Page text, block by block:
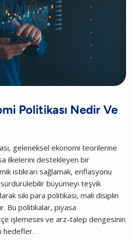
Politikası Nedir Ve
geleneksel ekonomi teorilerine
ilkelerini destekleyen bir
istikrarı sağlamak, enflasyonu
büyümeyi teşvik
sıkı para politikası, mali disiplin
Bu politikalar, piyasa
işlemesini ve arz-talep dengesinin
hedefler.